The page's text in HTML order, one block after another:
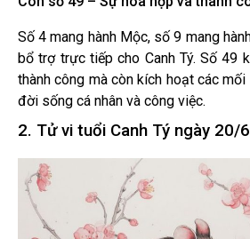
Số 4 mang hành Mộc, số 9 mang
bổ trợ trực tiếp cho Canh Tý. Số 49
thành công mà còn kích hoạt các mối
đời sống cá nhân và công việc.
2. Tử vi tuổi Canh Tý ngày 20/